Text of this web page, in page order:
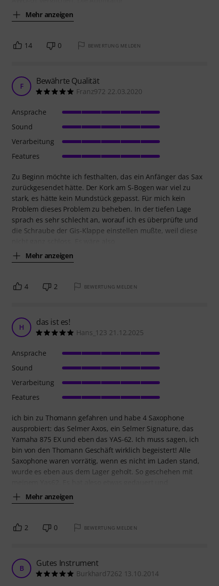
Mehr anzeigen
14 0 BEWERTUNG MELDEN
F Bewährte Qualität
Franz972 22.03.2020
Zu Beginn möchte ich festhalten, das ein Anfänger das Sax
zurückgesendet hätte. Der Kork am S-Bogen war viel zu
stark, es hätte kein Mundstück gepasst. Für mich kein
Problem dieses Problem zu beheben. In der tiefen Lage
sprach es sehr schlecht an, worauf ich es überprüfte und
die Schraube der Gis-Klappe einstellen mußte, weil diese
Mehr anzeigen
Ansprache
Sound
Verarbeitung
Features
4 2 BEWERTUNG MELDEN
H das ist es!
Hans_123 21.12.2025
ich bin zu Thomann gefahren und habe 4 Saxophone
ausprobiert: das Selmer Axos, ein Selmer Signature, das
Yamaha 875 EX und eben das YAS-62. Ich muss sagen, ich
bin von den Thomann Geschäft wirklich begeistert! Alle
Saxophone waren vorrätig, wenn es nicht im Laden stand,
wurde es eben aus dem Lager geholt. So geschehen mit
Mehr anzeigen
Ansprache
Sound
Verarbeitung
Features
2 0 BEWERTUNG MELDEN
B Gutes Instrument
Burkhard7262 13.10.2014